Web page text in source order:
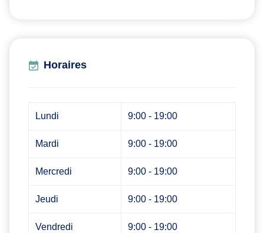
Horaires
Lundi 9:00 - 19:00
Mardi 9:00 - 19:00
Mercredi 9:00 - 19:00
Jeudi 9:00 - 19:00
Vendredi 9:00 - 19:00